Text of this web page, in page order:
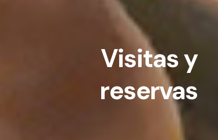
Visitas y
reservas